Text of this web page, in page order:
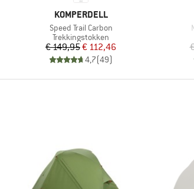
MERK
KOMPERDELL
Artikel
Speed Trail Carbon
Productgroep
Trekkingstokken
Prijs
€ 149,95Verlaagde prijs
€ 112,46
4,7(49)